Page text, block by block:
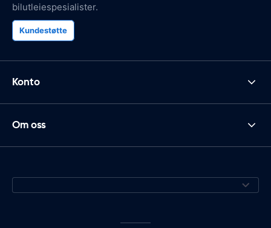
bilutleiespesialister.
Kundestøtte
Konto
Om oss